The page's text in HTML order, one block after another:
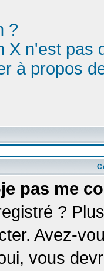
?
X n'est pas
à propos
pas me
?
Avez-
vous